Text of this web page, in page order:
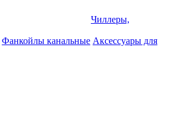
Чиллеры,
Фанкойлы канальные Аксессуары для